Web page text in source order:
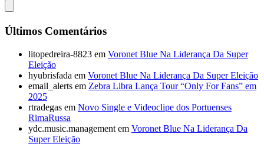
Últimos Comentários
litopedreira-8823 em Voronet Blue Na Liderança Da Super
Eleição
hyubrisfada em Voronet Blue Na Liderança Da Super Eleição
email_alerts em Zebra Libra Lança Tour “Only For Fans” em
2025
rtradegas em Novo Single e Videoclipe dos Portuenses
RimaRussa
ydc.music.management em Voronet Blue Na Liderança Da
Super Eleição